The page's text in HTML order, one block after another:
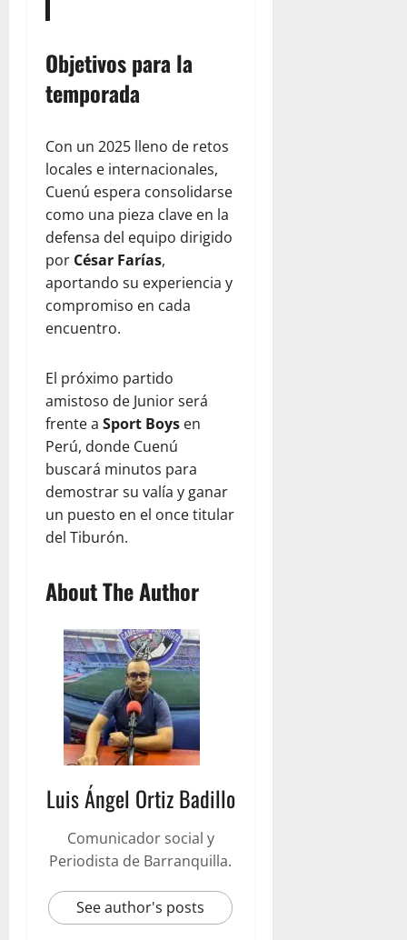
Objetivos para la
temporada
Con un 2025 lleno de retos
locales e internacionales,
Cuenú espera consolidarse
como una pieza clave en la
defensa del equipo dirigido
por César Farías,
aportando su experiencia y
compromiso en cada
encuentro.
El próximo partido
amistoso de Junior será
frente a Sport Boys en
Perú, donde Cuenú
buscará minutos para
demostrar su valía y ganar
un puesto en el once titular
del Tiburón.
About The Author
Luis Ángel Ortiz Badillo
Comunicador social y
Periodista de Barranquilla.
See author's posts